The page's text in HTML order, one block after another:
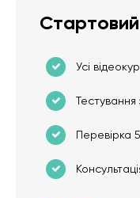
Стартовий
Усі
Тестування
Перевірка